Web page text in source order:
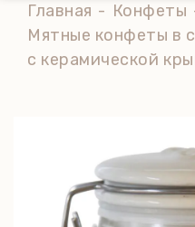
Главная
Конфеты
Мятные конфеты в
с керамической